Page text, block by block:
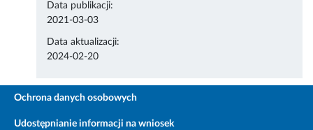
Data publikacji:
2021-03-03
Data aktualizacji:
2024-02-20
Ochrona danych osobowych
Udostępnianie informacji na wniosek